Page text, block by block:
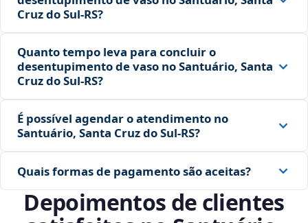
Cruz do Sul‑RS?
Quanto tempo leva para concluir o
desentupimento de vaso no Santuário, Santa
Cruz do Sul‑RS?
É possível agendar o atendimento no
Santuário, Santa Cruz do Sul‑RS?
Quais formas de pagamento são aceitas?
Depoimentos de clientes